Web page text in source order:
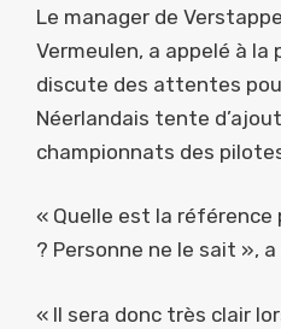
Le manager de
Vermeulen, a appelé à la
discute des attentes
Néerlandais tente
championnats des
« Quelle est la référence
? Personne ne le sait »,
« Il sera donc très clair